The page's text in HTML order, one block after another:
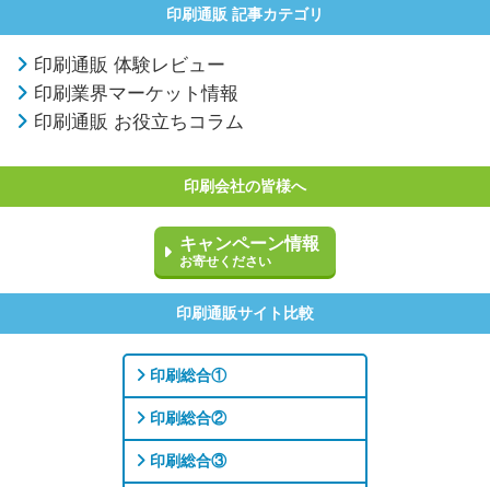
印刷通販 記事カテゴリ
印刷通販 体験レビュー
印刷業界マーケット情報
印刷通販 お役立ちコラム
印刷会社の皆様へ
キャンペーン情報
お寄せください
印刷通販サイト比較
印刷総合①
印刷総合②
印刷総合③